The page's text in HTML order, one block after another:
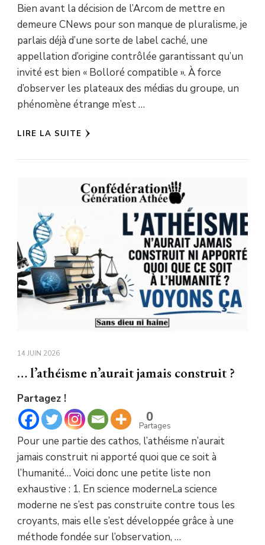
Bien avant la décision de l’Arcom de mettre en
demeure CNews pour son manque de pluralisme, je
parlais déjà d’une sorte de label caché, une
appellation d’origine contrôlée garantissant qu’un
invité est bien « Bolloré compatible ». À force
d’observer les plateaux des médias du groupe, un
phénomène étrange m’est …
LIRE LA SUITE
14 JUIN 2026
… l’athéisme n’aurait jamais construit ?
Partagez !
0
Partages
Pour une partie des cathos, l’athéisme n’aurait
jamais construit ni apporté quoi que ce soit à
l’humanité… Voici donc une petite liste non
exhaustive : 1. En science moderneLa science
moderne ne s’est pas construite contre tous les
croyants, mais elle s’est développée grâce à une
méthode fondée sur l’observation, …